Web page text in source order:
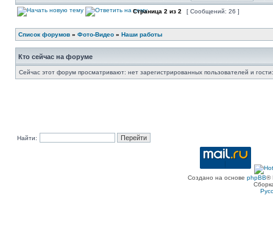
Страница 2 из 2 [ Сообщений: 26 ]
Список форумов » Фото-Видео » Наши работы
Кто сейчас на форуме
Сейчас этот форум просматривают: нет зарегистрированных пользователей и
Найти:
Создано на основе phpBB®